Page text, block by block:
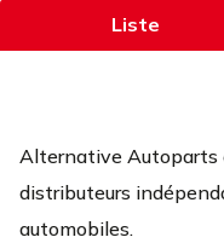
Liste
Fermé.Ouvre
296 Boulevard Henri
01 69 12 94 71
Alternative Autoparts
distributeurs
automobiles.